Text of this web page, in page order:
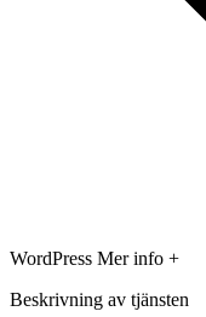
WordPress Mer info +
Beskrivning av tjänsten